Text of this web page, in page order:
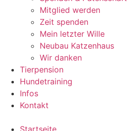
Mitglied werden
Zeit spenden
Mein letzter Wille
Neubau Katzenhaus
Wir danken
Tierpension
Hundetraining
Infos
Kontakt